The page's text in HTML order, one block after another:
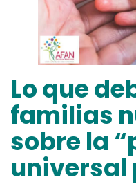
Lo que
familias
sobre la
universal